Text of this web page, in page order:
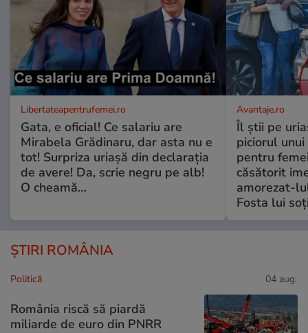
Libertateapentrufemei.ro
Gata, e oficial! Ce salariu are
Mirabela Grădinaru, dar asta nu e
tot! Surpriza uriașă din declarația
de avere! Da, scrie negru pe alb!
O cheamă…
Avantaje.ro
Îl știi pe
piciorul
pentru
căsătorit
amorezat-
Fosta lui
ȘTIRI ROMÂNIA
Politică 04 aug.
România riscă să piardă
miliarde de euro din PNRR